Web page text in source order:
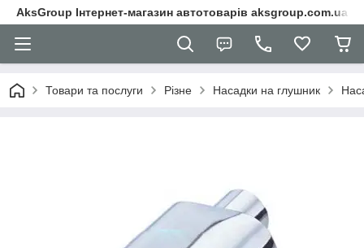
AksGroup Інтернет-магазин автотоварів aksgroup.com.ua
Товари та послуги Різне Насадки на глушник